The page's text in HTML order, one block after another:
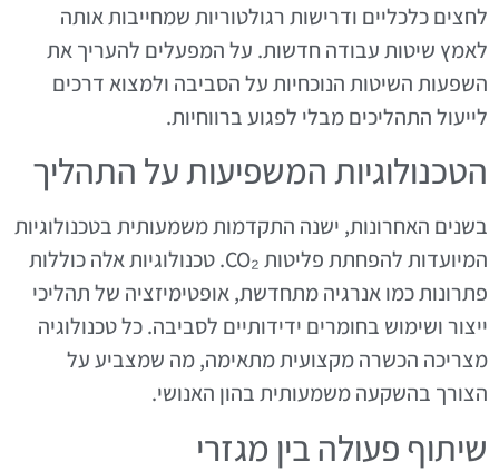
לחצים כלכליים ודרישות רגולטוריות שמחייבות אותה
לאמץ שיטות עבודה חדשות. על המפעלים להעריך את
השפעות השיטות הנוכחיות על הסביבה ולמצוא דרכים
לייעול התהליכים מבלי לפגוע ברווחיות.
הטכנולוגיות המשפיעות על התהליך
בשנים האחרונות, ישנה התקדמות משמעותית בטכנולוגיות
המיועדות להפחתת פליטות CO₂. טכנולוגיות אלה כוללות
פתרונות כמו אנרגיה מתחדשת, אופטימיזציה של תהליכי
ייצור ושימוש בחומרים ידידותיים לסביבה. כל טכנולוגיה
מצריכה הכשרה מקצועית מתאימה, מה שמצביע על
הצורך בהשקעה משמעותית בהון האנושי.
שיתוף פעולה בין מגזרי